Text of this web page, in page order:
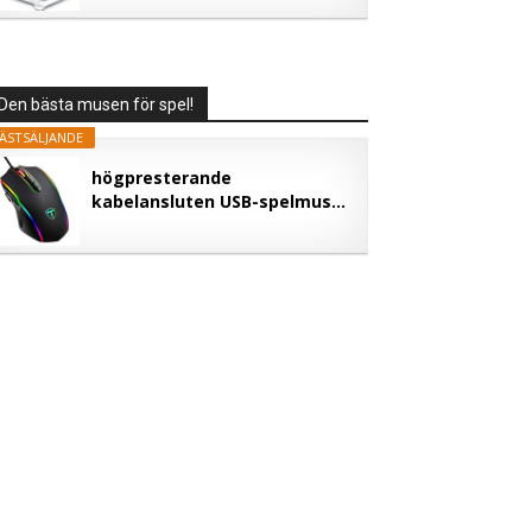
bästa musen för spel!
högpresterande
kabelansluten USB-spelmus...